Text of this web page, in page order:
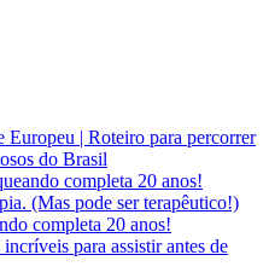
Europeu | Roteiro para percorrer
do Brasil
completa 20 anos!
(Mas pode ser terapêutico!)
completa 20 anos!
para assistir antes de